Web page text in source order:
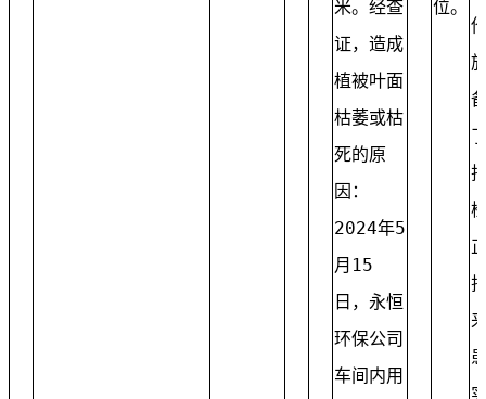
米。经查
证，造成
植被叶面
枯萎或枯
死的原
因：
2024年5
月15
日，永恒
环保公司
车间内用
位。